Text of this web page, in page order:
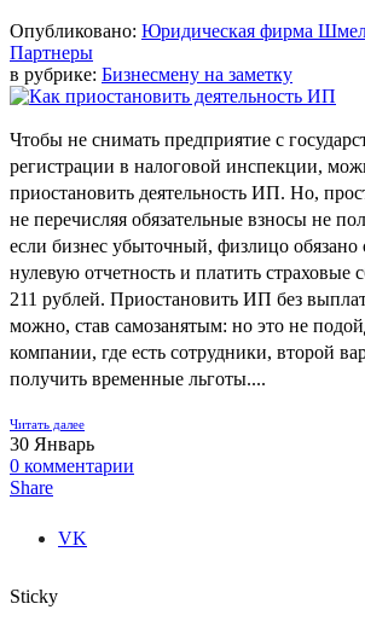
Опубликовано: Юридическая фирма
Партнеры
в рубрике: Бизнесмену на заметку
Чтобы не снимать предприятие с
регистрации в налоговой инспекции,
приостановить деятельность ИП. Но,
не перечисляя обязательные взносы не
если бизнес убыточный, физлицо обязано
нулевую отчетность и платить
211 рублей. Приостановить ИП без
можно, став самозанятым: но это не
компании, где есть сотрудники, второй
получить временные льготы....
Читать далее
30 Январь
0 комментарии
Share
VK
Sticky